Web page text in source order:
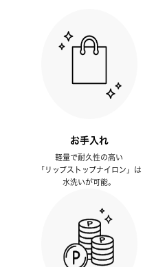
お手入れ
軽量で耐久性の高い
「リップストップナイロン」は
水洗いが可能。